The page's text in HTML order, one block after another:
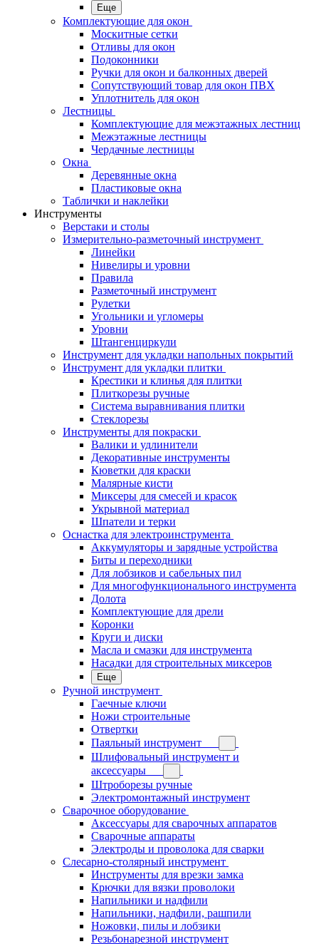
Еще
Комплектующие для окон
Москитные сетки
Отливы для окон
Подоконники
Ручки для окон и балконных дверей
Сопутствующий товар для окон ПВХ
Уплотнитель для окон
Лестницы
Комплектующие для межэтажных лестниц
Межэтажные лестницы
Чердачные лестницы
Окна
Деревянные окна
Пластиковые окна
Таблички и наклейки
Инструменты
Верстаки и столы
Измерительно-разметочный инструмент
Линейки
Нивелиры и уровни
Правила
Разметочный инструмент
Рулетки
Угольники и угломеры
Уровни
Штангенциркули
Инструмент для укладки напольных покрытий
Инструмент для укладки плитки
Крестики и клинья для плитки
Плиткорезы ручные
Система выравнивания плитки
Стеклорезы
Инструменты для покраски
Валики и удлинители
Декоративные инструменты
Кюветки для краски
Малярные кисти
Миксеры для смесей и красок
Укрывной материал
Шпатели и терки
Оснастка для электроинструмента
Аккумуляторы и зарядные устройства
Биты и переходники
Для лобзиков и сабельных пил
Для многофункционального инструмента
Долота
Комплектующие для дрели
Коронки
Круги и диски
Масла и смазки для инструмента
Насадки для строительных миксеров
Еще
Ручной инструмент
Гаечные ключи
Ножи строительные
Отвертки
Паяльный инструмент
Шлифовальный инструмент и
аксессуары
Штроборезы ручные
Электромонтажный инструмент
Сварочное оборудование
Аксессуары для сварочных аппаратов
Сварочные аппараты
Электроды и проволока для сварки
Слесарно-столярный инструмент
Инструменты для врезки замка
Крючки для вязки проволоки
Напильники и надфили
Напильники, надфили, рашпили
Ножовки, пилы и лобзики
Резьбонарезной инструмент